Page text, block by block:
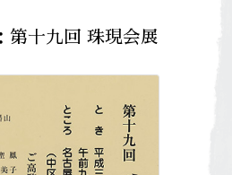
第十九回 珠現会展